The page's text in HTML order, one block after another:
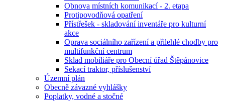
Obnova místních komunikací - 2. etapa
Protipovodňová opatření
Přístřešek - skladování inventáře pro kulturní
akce
Oprava sociálního zařízení a přilehlé chodby pro
multifunkční centrum
Sklad mobiliáře pro Obecní úřad Štěpánovice
Sekací traktor, příslušenství
Územní plán
Obecně závazné vyhlášky
Poplatky, vodné a stočné